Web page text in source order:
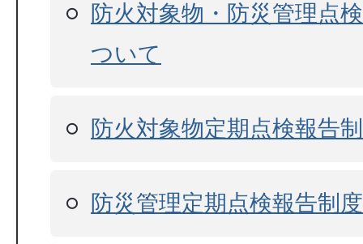
防火対象物・防災管理点
ついて
防火対象物定期点検報告
防災管理定期点検報告制度